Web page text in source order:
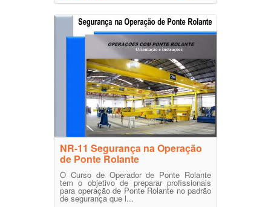
NR-11 Segurança na Operação
de Ponte Rolante
O Curso de Operador de Ponte Rolante
tem o objetivo de preparar profissionais
para operação de Ponte Rolante no padrão
de segurança que l...